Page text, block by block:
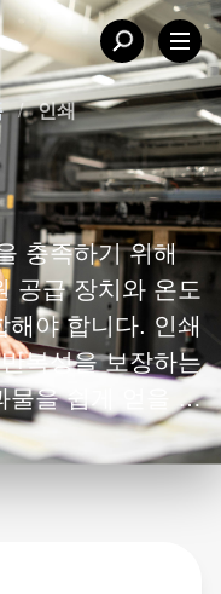
/ 인쇄
충족하기 위해
공급 장치와 온도
해야 합니다. 인쇄
복성을 보장하는
물을 쉽게 얻을 수